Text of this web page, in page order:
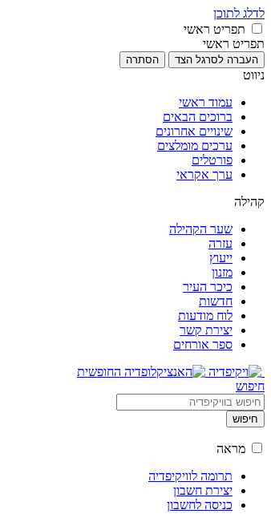
לדלג לתוכן
תפריט ראשי
תפריט ראשי
העברה לסרגל הצד הסתרה
ניווט
עמוד ראשי
ברוכים הבאים
שינויים אחרונים
ערכים מומלצים
פורטלים
ערך אקראי
קהילה
שער הקהילה
עזרה
ייעוץ
מזנון
כיכר העיר
חדשות
לוח מודעות
יצירת קשר
ספר אורחים
חיפוש
חיפוש
מראה
תרומה לוויקיפדיה
יצירת חשבון
כניסה לחשבון